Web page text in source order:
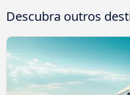
Descubra outros